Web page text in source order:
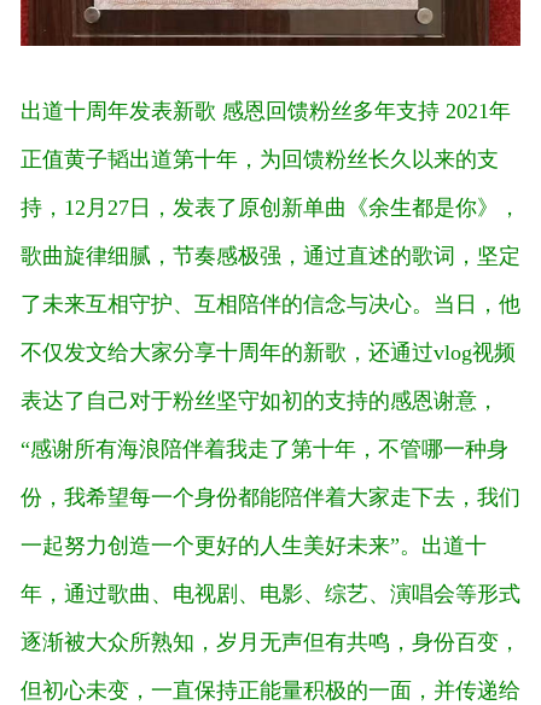
出道十周年发表新歌 感恩回馈粉丝多年支持 2021年
正值黄子韬出道第十年，为回馈粉丝长久以来的支
持，12月27日，发表了原创新单曲《余生都是你》，
歌曲旋律细腻，节奏感极强，通过直述的歌词，坚定
了未来互相守护、互相陪伴的信念与决心。当日，他
不仅发文给大家分享十周年的新歌，还通过vlog视频
表达了自己对于粉丝坚守如初的支持的感恩谢意，
“感谢所有海浪陪伴着我走了第十年，不管哪一种身
份，我希望每一个身份都能陪伴着大家走下去，我们
一起努力创造一个更好的人生美好未来”。出道十
年，通过歌曲、电视剧、电影、综艺、演唱会等形式
逐渐被大众所熟知，岁月无声但有共鸣，身份百变，
但初心未变，一直保持正能量积极的一面，并传递给